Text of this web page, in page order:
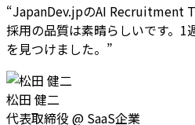
“JapanDev.jpのAI Recruitment
採用の品質は素晴らしいです。1
を見つけました。 ”
松田 健二
代表取締役 @ SaaS企業